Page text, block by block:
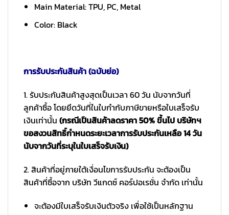
Main Material: TPU, PC, Metal
Color: Black
การรับประกันสินค้า (ฉบับย่อ)
1. รับประกันสินค้าสูงสุดเป็นเวลา 60 วัน นับจากวันที่
ลูกค้าซื้อ โดยยึดวันที่ในใบกำกับภาษีขายหรือใบเสร็จรับ
เงินเท่านั้น (กรณีเป็นสินค้าลดราคา 50% ขึ้นไป บริษัทฯ
ขอสงวนสิทธิ์กำหนดระยะเวลาการรับประกันเหลือ 14 วัน
นับจากวันที่ระบุในใบเสร็จรับเงิน)
2. สินค้าที่อยู่ภายใต้เงื่อนไขการรับประกัน จะต้องเป็น
สินค้าที่ซื้อจาก บริษัท วีแกดซ์ คอร์ปอเรชั่น จำกัด เท่านั้น
จะต้องมีใบเสร็จรับเงินตัวจริง เพื่อใช้เป็นหลักฐาน